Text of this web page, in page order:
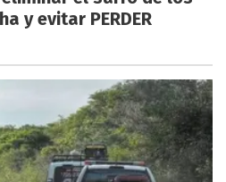
y evitar PERDER